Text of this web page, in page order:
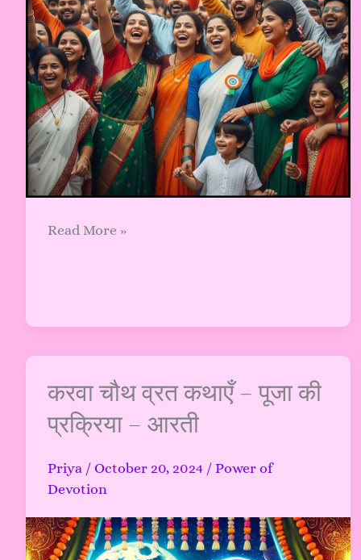
Read More »
करवा चौथ व्रत कथाएँ – पूजा की
प्रक्रिया – आरती
Priya / October 20, 2024 / Power of
Devotion
करवा
व्रत
–
पूजा
की
प्रक्रिया